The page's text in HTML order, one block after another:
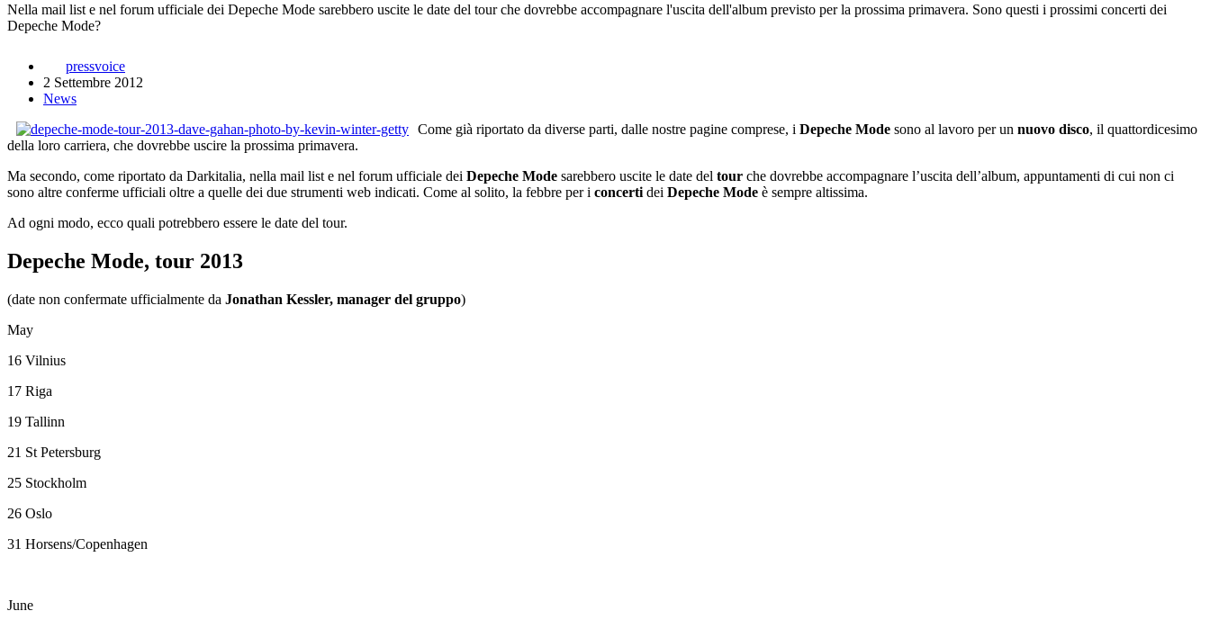
Nella mail list e nel forum ufficiale dei Depeche Mode sarebbero uscite le date del tour che dovrebbe accompagnare l'uscita dell'album previsto per la prossima primavera. Sono questi i prossimi concerti dei
Depeche Mode?
pressvoice
2 Settembre 2012
News
Come già riportato da diverse parti, dalle nostre pagine comprese, i Depeche Mode sono al lavoro per un nuovo disco, il quattordicesimo
della loro carriera, che dovrebbe uscire la prossima primavera.
Ma secondo, come riportato da Darkitalia, nella mail list e nel forum ufficiale dei Depeche Mode sarebbero uscite le date del tour che dovrebbe accompagnare l’uscita dell’album, appuntamenti di cui non ci
sono altre conferme ufficiali oltre a quelle dei due strumenti web indicati. Come al solito, la febbre per i concerti dei Depeche Mode è sempre altissima.
Ad ogni modo, ecco quali potrebbero essere le date del tour.
Depeche Mode, tour 2013
(date non confermate ufficialmente da Jonathan Kessler, manager del gruppo)
May
16 Vilnius
17 Riga
19 Tallinn
21 St Petersburg
25 Stockholm
26 Oslo
31 Horsens/Copenhagen
June